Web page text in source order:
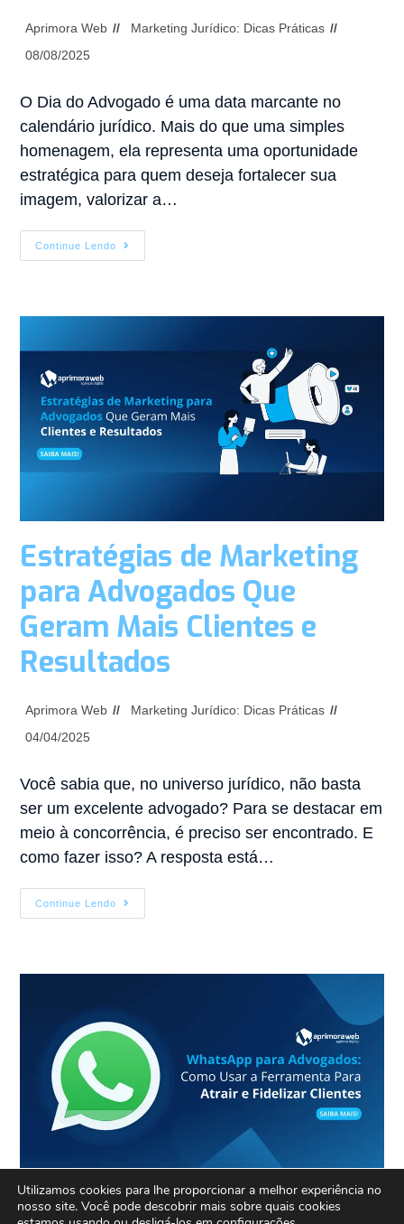
Aprimora Web
Marketing Jurídico: Dicas Práticas
08/08/2025
O Dia do Advogado é uma data marcante no
calendário jurídico. Mais do que uma simples
homenagem, ela representa uma oportunidade
estratégica para quem deseja fortalecer sua
imagem, valorizar a…
Continue Lendo
Estratégias de Marketing
para Advogados Que
Geram Mais Clientes e
Resultados
Aprimora Web
Marketing Jurídico: Dicas Práticas
04/04/2025
Você sabia que, no universo jurídico, não basta
ser um excelente advogado? Para se destacar em
meio à concorrência, é preciso ser encontrado. E
como fazer isso? A resposta está…
Continue Lendo
WhatsApp para
Utilizamos cookies para lhe proporcionar a melhor experiência no
nosso site. Você pode descobrir mais sobre quais cookies